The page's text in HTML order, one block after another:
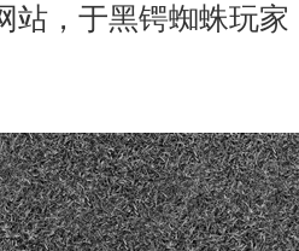
站，于黑锷蜘蛛玩